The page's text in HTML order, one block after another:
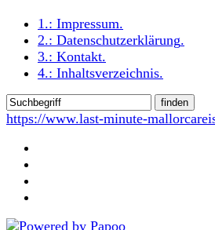
1.: Impressum.
2.: Datenschutzerklärung.
3.: Kontakt.
4.: Inhaltsverzeichnis.
https://www.last-minute-